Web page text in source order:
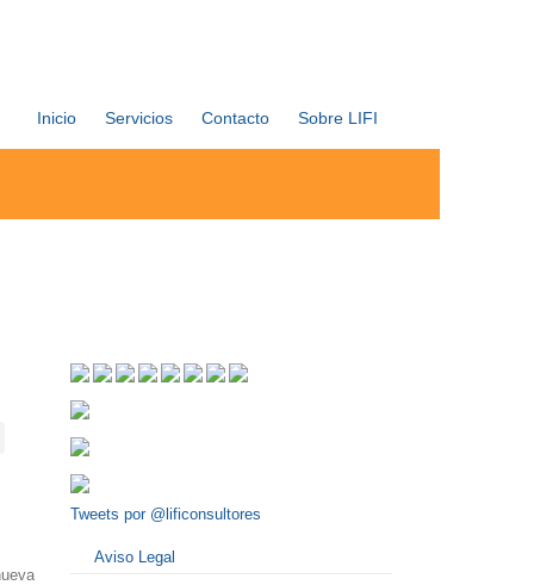
Inicio Servicios Contacto Sobre LIFI
Tweets por @lificonsultores
Aviso Legal